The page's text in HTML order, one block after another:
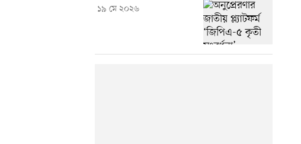
১৯ মে ২০২৬